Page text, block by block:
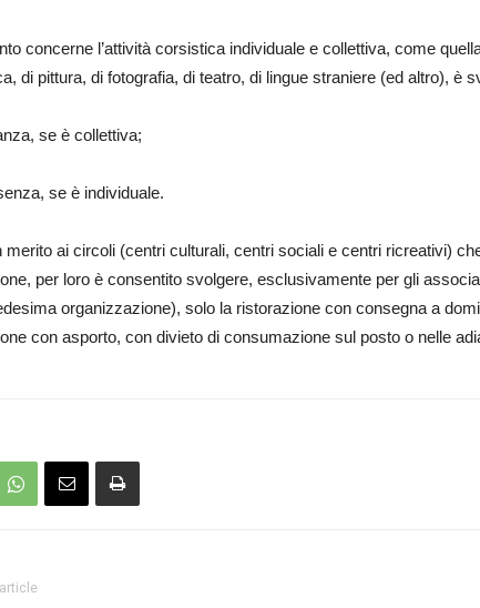
concerne l’attività corsistica individuale e collettiva, come
di pittura, di fotografia, di teatro, di lingue straniere (ed altro), è
se è collettiva;
se è individuale.
merito ai circoli (centri culturali, centri sociali e centri ricreativi)
per loro è consentito svolgere, esclusivamente per gli
organizzazione), solo la ristorazione con consegna a
con asporto, con divieto di consumazione sul posto o nelle